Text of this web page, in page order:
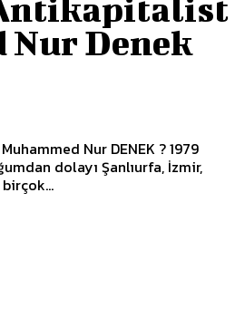
Antikapitalist
Nur Denek
Nur DENEK ? 1979
dolayı Şanlıurfa, İzmir,